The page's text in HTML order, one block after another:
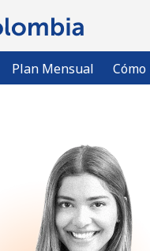
Plan Mensual